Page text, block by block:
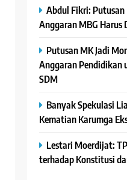
Abdul Fikri:
Anggaran MBG
Putusan MK Jadi
Anggaran
SDM
Banyak Spekulasi
Kematian Karumga
Lestari Moerdijat:
terhadap Konstitusi